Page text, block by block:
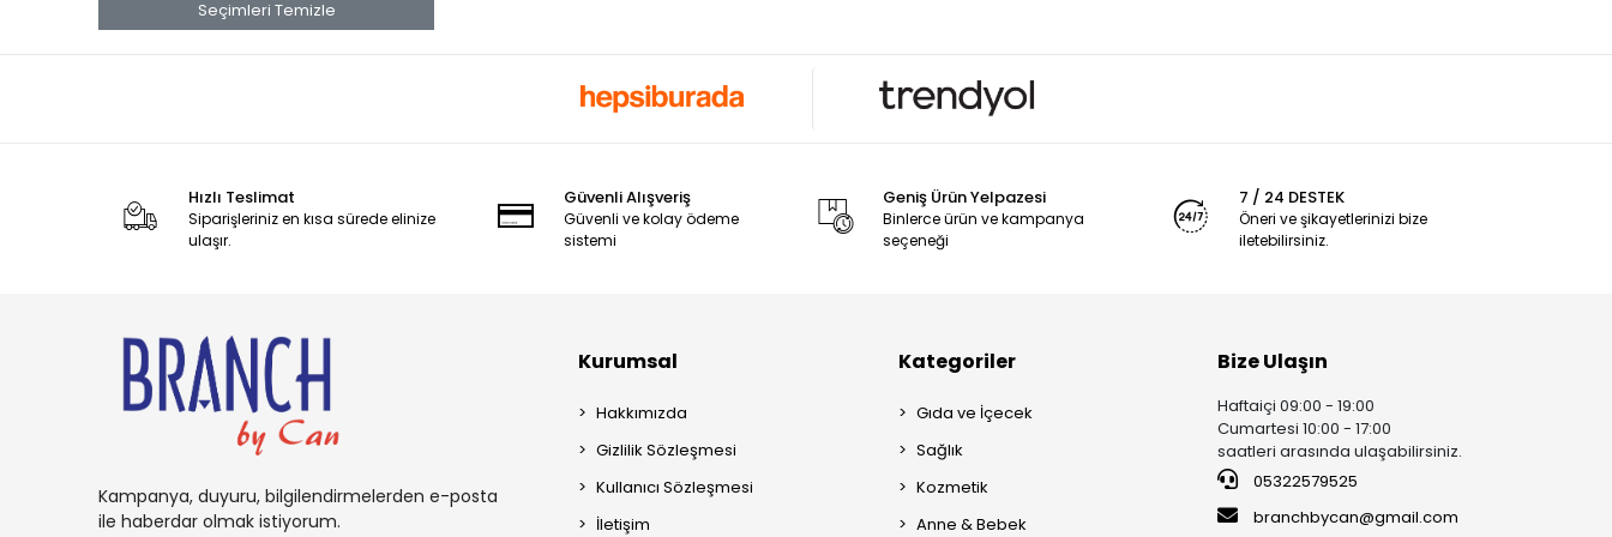
banana
Banana Boat
bluey
BURT'S
Cadbury
CARAMİA
Seçimleri Temizle
Hızlı Teslimat
Siparişleriniz en kısa sürede elinize
ulaşır.
Güvenli Alışveriş
Güvenli ve kolay ödeme
sistemi
Geniş Ürün Yelpazesi
Binlerce ürün ve kampanya
seçeneği
7 / 24 DESTEK
Öneri ve şikayetlerinizi bize
iletebilirsiniz.
Kampanya, duyuru, bilgilendirmelerden e-posta
ile haberdar olmak istiyorum.
Kurumsal
Hakkımızda
Gizlilik Sözleşmesi
Kullanıcı Sözleşmesi
İletişim
Kategoriler
Gıda ve İçecek
Sağlık
Kozmetik
Anne & Bebek
Bize Ulaşın
Haftaiçi 09:00 - 19:00
Cumartesi 10:00 - 17:00
saatleri arasında ulaşabilirsiniz.
05322579525
branchbycan@gmail.com